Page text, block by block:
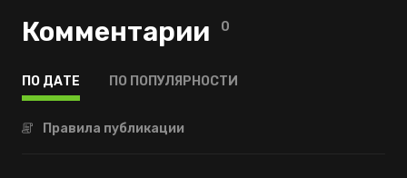
Комментарии 0
ПО ДАТЕ ПО ПОПУЛЯРНОСТИ
Правила публикации